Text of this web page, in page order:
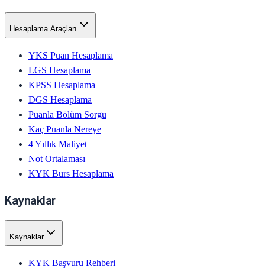
Hesaplama Araçları
YKS Puan Hesaplama
LGS Hesaplama
KPSS Hesaplama
DGS Hesaplama
Puanla Bölüm Sorgu
Kaç Puanla Nereye
4 Yıllık Maliyet
Not Ortalaması
KYK Burs Hesaplama
Kaynaklar
Kaynaklar
KYK Başvuru Rehberi